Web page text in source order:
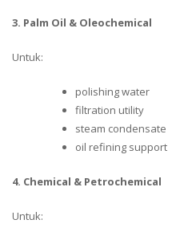
3. Palm Oil & Oleochemical
Untuk:
polishing water
filtration utility
steam condensate
oil refining support
4. Chemical & Petrochemical
Untuk: